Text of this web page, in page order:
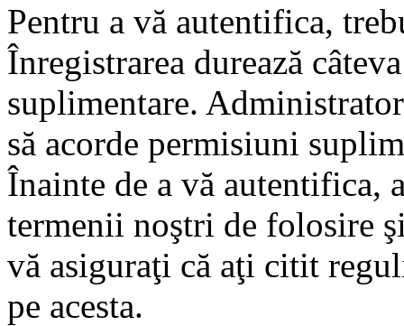
Pentru a vă autentifica,
Înregistrarea durează
suplimentare.
să acorde permisiuni
Înainte de a vă autentifica,
termenii noştri de folosire
vă asiguraţi că aţi citit
pe acesta.